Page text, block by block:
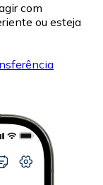
com
ou esteja